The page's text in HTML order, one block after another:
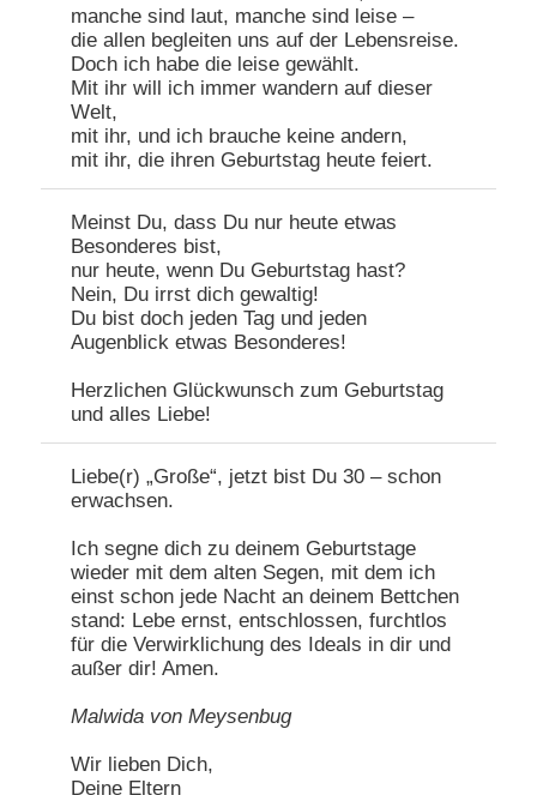
manche sind laut, manche sind leise –
die allen begleiten uns auf der Lebensreise.
Doch ich habe die leise gewählt.
Mit ihr will ich immer wandern auf dieser
Welt,
mit ihr, und ich brauche keine andern,
mit ihr, die ihren Geburtstag heute feiert.
Meinst Du, dass Du nur heute etwas
Besonderes bist,
nur heute, wenn Du Geburtstag hast?
Nein, Du irrst dich gewaltig!
Du bist doch jeden Tag und jeden
Augenblick etwas Besonderes!
Herzlichen Glückwunsch zum Geburtstag
und alles Liebe!
Liebe(r) „Große“, jetzt bist Du 30 – schon
erwachsen.
Ich segne dich zu deinem Geburtstage
wieder mit dem alten Segen, mit dem ich
einst schon jede Nacht an deinem Bettchen
stand: Lebe ernst, entschlossen, furchtlos
für die Verwirklichung des Ideals in dir und
außer dir! Amen.
Malwida von Meysenbug
Wir lieben Dich,
Deine Eltern